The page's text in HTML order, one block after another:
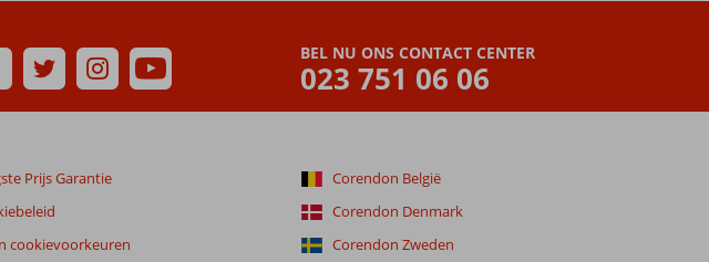
BEL NU ONS CONTACT CENTER
023 751 06 06
Prijs Garantie
cookievoorkeuren
Corendon België
Corendon Denmark
Corendon Zweden